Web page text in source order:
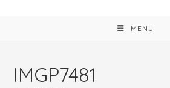
MENU
IMGP7481